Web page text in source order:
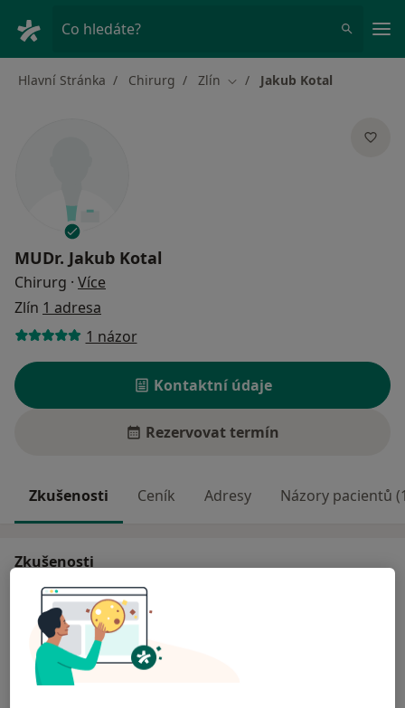
Co hledáte?
Hlavní Stránka Chirurg Zlín Změna města
Jakub Kotal
MUDr. Jakub Kotal
Chirurg · Více
Zlín 1 adresa
1 názor
Kontaktní údaje
Rezervovat termín
Zkušenosti Ceník Adresy Názory pacientů
Zkušenosti
Odborník na:
Úrazová chirurgie (traumatologie)
Urgentní medicína
Hlavní léčená onemocnění